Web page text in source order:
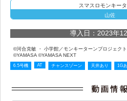
スマスロモンキー
山佐
導入日：2023年
©河合克敏 ・ 小学館／モンキーターンプロジェクト
©YAMASA ©YAMASA NEXT
6.5号機 AT チャンスゾーン 天井あり 1G